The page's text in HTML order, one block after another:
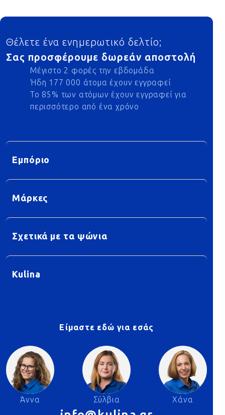
Footer
Θέλετε ένα ενημερωτικό δελτίο;
Σας προσφέρουμε δωρεάν αποστολή
Μέγιστο 2 φορές την εβδομάδα
Ήδη 177 000 άτομα έχουν εγγραφεί
Το 85% των ατόμων έχουν εγγραφεί για
περισσότερο από ένα χρόνο
Εμπόριο
Μάρκες
Σχετικά με τα ψώνια
Kulina
Είμαστε εδώ για εσάς
Άννα Σύλβια Χάνα